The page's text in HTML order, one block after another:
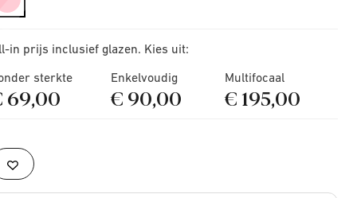
selected
in prijs inclusief glazen. Kies uit:
sterkte
69,00
Enkelvoudig
€ 90,00
Multifocaal
€ 195,00